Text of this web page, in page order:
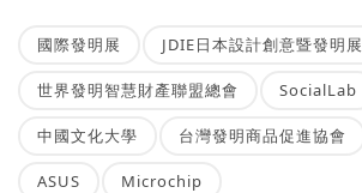
國際發明展 JDIE日本設計創意暨發明展
世界發明智慧財產聯盟總會 SocialLab
中國文化大學 台灣發明商品促進協會
ASUS Microchip